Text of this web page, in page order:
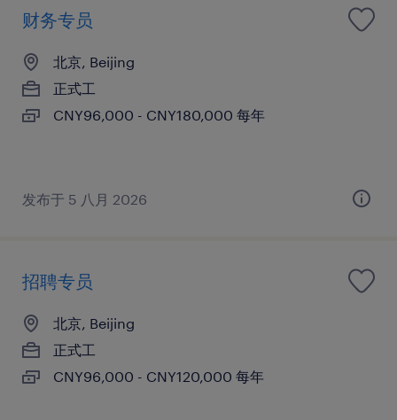
财务专员
北京, Beijing
正式工
CNY96,000 - CNY180,000 每年
发布于 5 八月 2026
招聘专员
北京, Beijing
正式工
CNY96,000 - CNY120,000 每年